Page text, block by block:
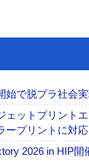
で脱プラ社会
ットプリント
ープリントに対応
2026 in HIP